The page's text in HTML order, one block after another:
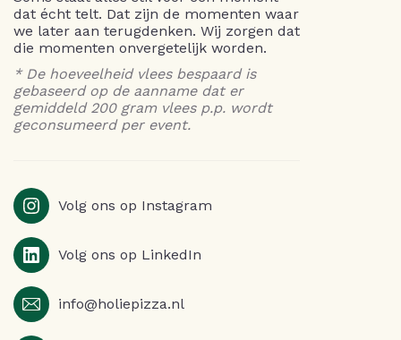
dat écht telt. Dat zijn de momenten waar
we later aan terugdenken. Wij zorgen dat
die momenten onvergetelijk worden.
* De hoeveelheid vlees bespaard is
gebaseerd op de aanname dat er
gemiddeld 200 gram vlees p.p. wordt
geconsumeerd per event.
Volg ons op Instagram
Volg ons op LinkedIn
info@holiepizza.nl